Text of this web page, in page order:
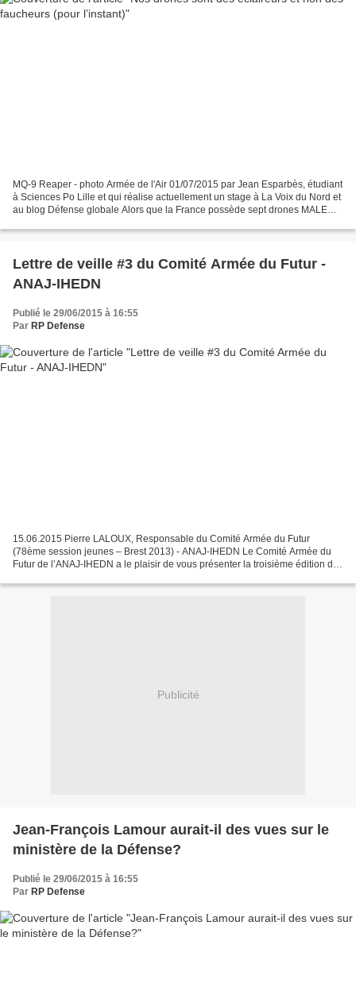
MQ-9 Reaper - photo Armée de l'Air 01/07/2015 par Jean Esparbès, étudiant
à Sciences Po Lille et qui réalise actuellement un stage à La Voix du Nord et
au blog Défense globale Alors que la France possède sept drones MALE
Lettre de veille #3 du Comité Armée du Futur -
ANAJ-IHEDN
Publié le 29/06/2015 à 16:55
Par RP Defense
15.06.2015 Pierre LALOUX, Responsable du Comité Armée du Futur
(78ème session jeunes – Brest 2013) - ANAJ-IHEDN Le Comité Armée du
Futur de l’ANAJ-IHEDN a le plaisir de vous présenter la troisième édition de
Publicité
Jean-François Lamour aurait-il des vues sur le
ministère de la Défense?
Publié le 29/06/2015 à 16:55
Par RP Defense